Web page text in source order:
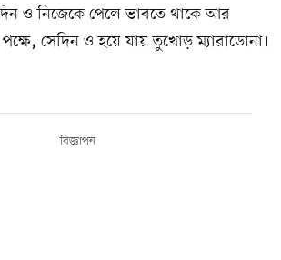
ও নিজেকে পেলে ভাবতে থাকে আর
, সেদিন ও হয়ে যায় তুখোড় ম্যারাডোনা।
বিজ্ঞাপন